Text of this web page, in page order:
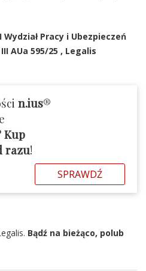
Pracy i Ubezpieczeń
III AUa 595/25 , Legalis
n.ius®
Kup
razu!
SPRAWDŹ
Bądź na bieżąco, polub